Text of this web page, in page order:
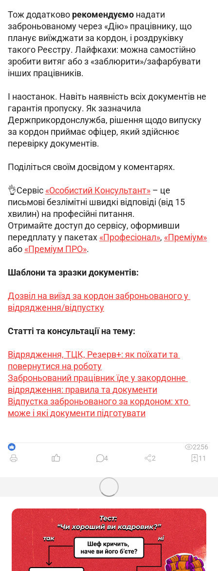
Тож додатково рекомендуємо надати
заброньованому через «Дію» працівнику, що
планує виїжджати за кордон, і роздруківку
такого Реєстру. Лайфкахи: можна самостійно
зробити витяг або з «заблюрити»/зафарбувати
інших працівників.
І наостанок. Навіть наявність всіх документів не
гарантія пропуску. Як зазначила
Держприкордонслужба, рішення щодо випуску
за кордон приймає офіцер, який здійснює
перевірку документів.
Поділіться своїм досвідом у коментарях.
👌Сервіс «Особистий Консультант» – це
письмові безлімітні швидкі відповіді (від 15
хвилин) на професійні питання.
Отримайте доступ до сервісу, оформивши
передплату у пакетах «Професіонал», «Преміум»
або «Преміум ПРО».
Шаблони та зразки документів:
Дозвіл на виїзд за кордон заброньованого у
відрядження/відпустку
Статті та консультації на тему:
Відрядження, ТЦК, Резерв+: як поїхати та
повернутися на роботу
Заброньований працівник їде у закордонне
відрядження: правила та документи
Відпустка заброньованого за кордоном: хто
може і які документи підготувати
1
2256
4
2 11